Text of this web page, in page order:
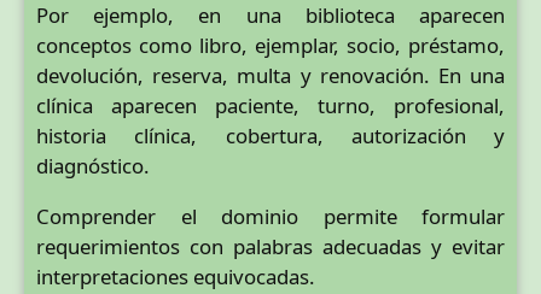
Por ejemplo, en una biblioteca aparecen
conceptos como libro, ejemplar, socio, préstamo,
devolución, reserva, multa y renovación. En una
clínica aparecen paciente, turno, profesional,
historia clínica, cobertura, autorización y
diagnóstico.
Comprender el dominio permite formular
requerimientos con palabras adecuadas y evitar
interpretaciones equivocadas.